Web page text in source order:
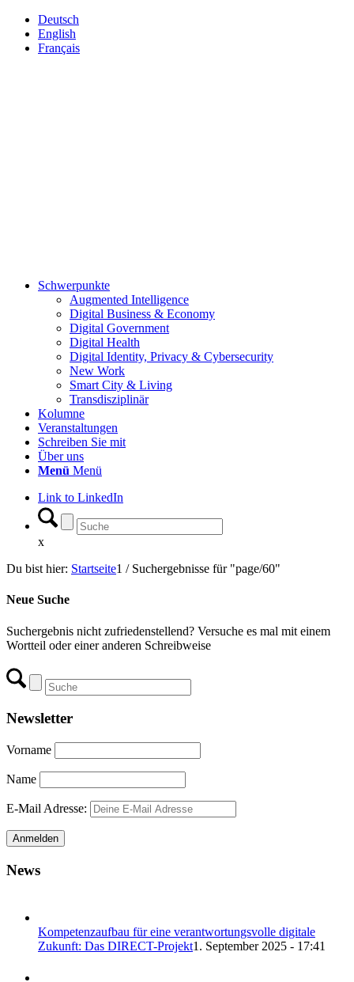
Deutsch
English
Français
Schwerpunkte
Augmented Intelligence
Digital Business & Economy
Digital Government
Digital Health
Digital Identity, Privacy & Cybersecurity
New Work
Smart City & Living
Transdisziplinär
Kolumne
Veranstaltungen
Schreiben Sie mit
Über uns
Menü Menü
Link to LinkedIn
x
Du bist hier: Startseite1 / Suchergebnisse für "page/60"
Neue Suche
Suchergebnis nicht zufriedenstellend? Versuche es mal mit einem
Wortteil oder einer anderen Schreibweise
Newsletter
Vorname
Name
E-Mail Adresse:
News
Kompetenzaufbau für eine verantwortungsvolle digitale
Zukunft: Das DIRECT-Projekt1. September 2025 - 17:41